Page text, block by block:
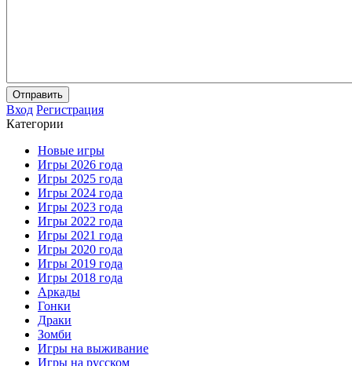
Отправить
Вход Регистрация
Категории
Новые игры
Игры 2026 года
Игры 2025 года
Игры 2024 года
Игры 2023 года
Игры 2022 года
Игры 2021 года
Игры 2020 года
Игры 2019 года
Игры 2018 года
Аркады
Гонки
Драки
Зомби
Игры на выживание
Игры на русском